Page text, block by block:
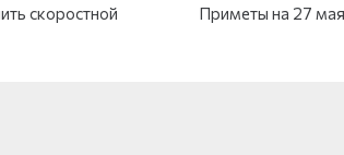
скоростной
Приметы на 27